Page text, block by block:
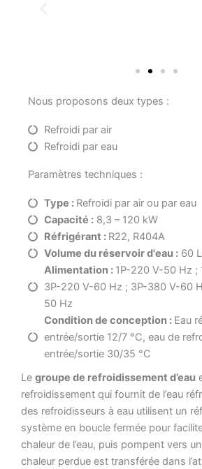
Nous proposons deux types :
Refroidi par air
Refroidi par eau
Paramètres techniques :
Type : Refroidi par air ou par eau
Capacité :8,3 – 120 kW
Réfrigérant : R22, R404A
Volume du réservoir d'eau :60 L
Alimentation : 1P-220 V-50 Hz ;
3P-220 V-60 Hz ; 3P-380 V-60
50 Hz
Condition de conception : Eau
entrée/sortie 12/7 °C, eau de
entrée/sortie 30/35 °C
Le groupe de refroidissement d’eau
refroidissement qui fournit de l’eau
des refroidisseurs à eau utilisent un
système en boucle fermée pour
chaleur de l’eau, puis pompent vers
chaleur perdue est transférée dans